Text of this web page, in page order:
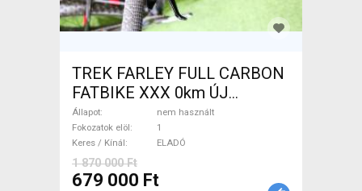
TREK FARLEY FULL CARBON
FATBIKE XXX 0km ÚJ
WAMPA CF Fatbike nem
használt ELADÓ
Állapot
nem használt
Fokozatok elöl
1
Keres / Kínál
ELADÓ
1 870 000 Ft
679 000 Ft